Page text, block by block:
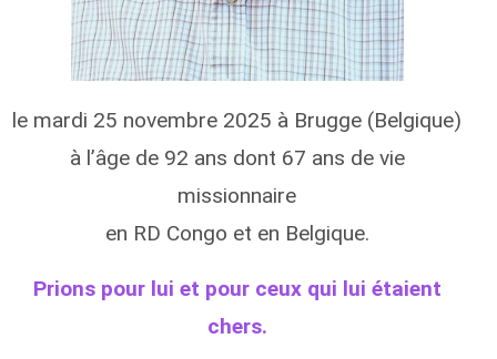
le mardi 25 novembre 2025 à Brugge (Belgique)
à l’âge de 92 ans dont 67 ans de vie
missionnaire
en RD Congo et en Belgique.
Prions pour lui et pour ceux qui lui étaient
chers.